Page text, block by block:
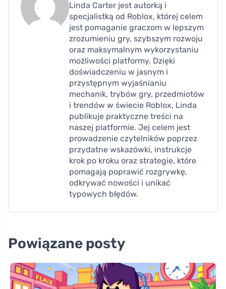
Linda Carter jest autorką i
specjalistką od Roblox, której celem
jest pomaganie graczom w lepszym
zrozumieniu gry, szybszym rozwoju
oraz maksymalnym wykorzystaniu
możliwości platformy. Dzięki
doświadczeniu w jasnym i
przystępnym wyjaśnianiu
mechanik, trybów gry, przedmiotów
i trendów w świecie Roblox, Linda
publikuje praktyczne treści na
naszej platformie. Jej celem jest
prowadzenie czytelników poprzez
przydatne wskazówki, instrukcje
krok po kroku oraz strategie, które
pomagają poprawić rozgrywkę,
odkrywać nowości i unikać
typowych błędów.
Powiązane posty